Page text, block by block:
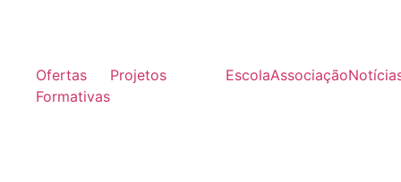
Ofertas
Formativas
Projetos EscolaAssociação